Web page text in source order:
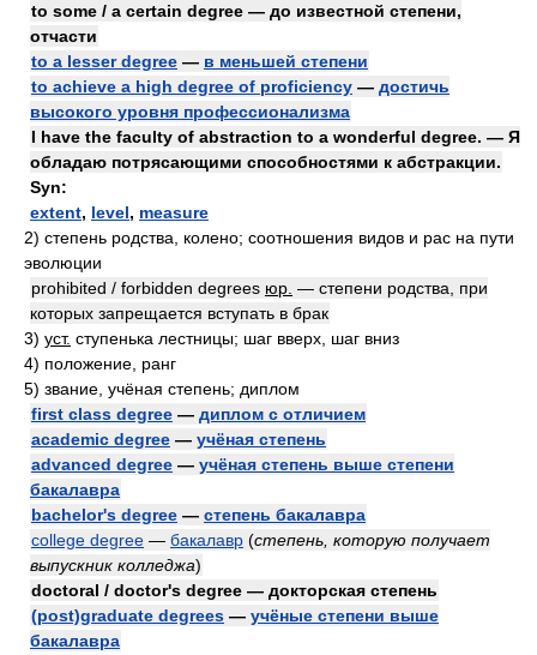
to some / a certain degree — до известной степени,
отчасти
to a lesser degree — в меньшей степени
to achieve a high degree of proficiency — достичь
высокого уровня профессионализма
I have the faculty of abstraction to a wonderful degree. — Я
обладаю потрясающими способностями к абстракции.
Syn:
extent, level, measure
2) степень родства, колено; соотношения видов и рас на пути
эволюции
prohibited / forbidden degrees юр. — степени родства, при
которых запрещается вступать в брак
3) уст. ступенька лестницы; шаг вверх, шаг вниз
4) положение, ранг
5) звание, учёная степень; диплом
first class degree — диплом с отличием
academic degree — учёная степень
advanced degree — учёная степень выше степени
бакалавра
bachelor's degree — степень бакалавра
college degree — бакалавр (степень, которую получает
выпускник колледжа)
doctoral / doctor's degree — докторская степень
(post)graduate degrees — учёные степени выше
бакалавра